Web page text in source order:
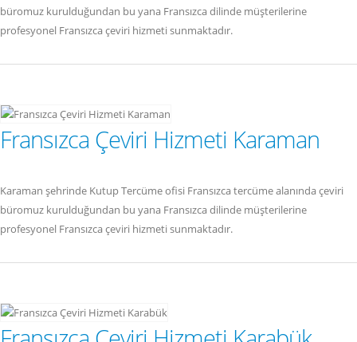
büromuz kurulduğundan bu yana Fransızca dilinde müşterilerine
profesyonel Fransızca çeviri hizmeti sunmaktadır.
Fransızca Çeviri Hizmeti Karaman
Karaman şehrinde Kutup Tercüme ofisi Fransızca tercüme alanında çeviri
büromuz kurulduğundan bu yana Fransızca dilinde müşterilerine
profesyonel Fransızca çeviri hizmeti sunmaktadır.